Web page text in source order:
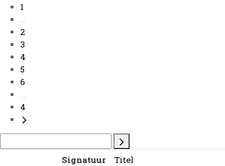
1
...
2
3
4
5
6
...
4
Signatuur
Titel